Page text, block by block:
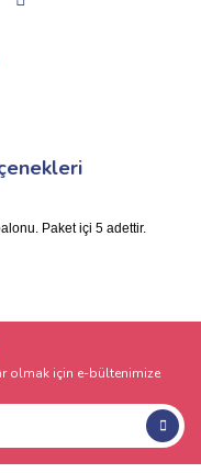
Paket içi 5 adettir.
olmak için e-bültenimize